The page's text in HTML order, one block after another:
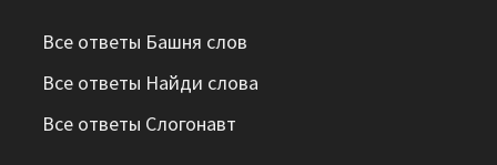
Все ответы Башня слов
Все ответы Найди слова
Все ответы Слогонавт